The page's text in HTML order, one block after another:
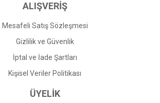
ALIŞVERİŞ
Mesafeli Satış Sözleşmesi
Gizlilik ve Güvenlik
İptal ve İade Şartları
Kişisel Veriler Politikası
ÜYELİK